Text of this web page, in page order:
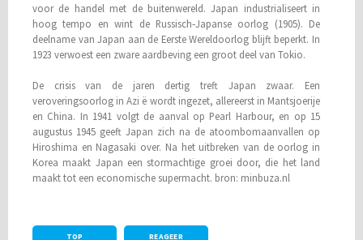
voor de handel met de buitenwereld. Japan industrialiseert in
hoog tempo en wint de Russisch‑Japanse oorlog (1905). De
deelname van Japan aan de Eerste Wereldoorlog blijft beperkt. In
1923 verwoest een zware aardbeving een groot deel van Tokio.
De crisis van de jaren dertig treft Japan zwaar. Een
veroveringsoorlog in Azi ë wordt ingezet, allereerst in Mantsjoerije
en China. In 1941 volgt de aanval op Pearl Harbour, en op 15
augustus 1945 geeft Japan zich na de atoombomaanvallen op
Hiroshima en Nagasaki over. Na het uitbreken van de oorlog in
Korea maakt Japan een stormachtige groei door, die het land
maakt tot een economische supermacht. bron: minbuza.nl
TOP REAGEER